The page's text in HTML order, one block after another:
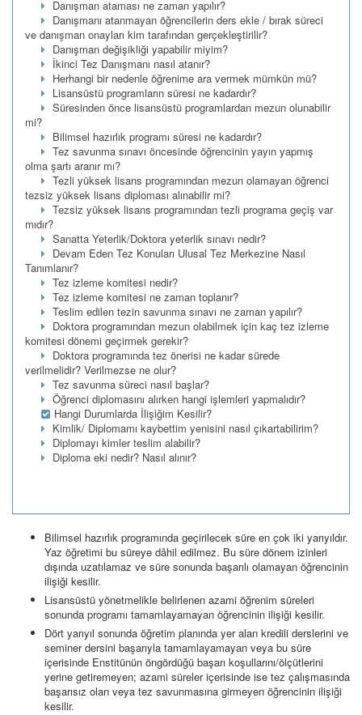
Danışman ataması ne zaman yapılır?
Danışmanı atanmayan öğrencilerin ders ekle / bırak süreci
ve danışman onayları kim tarafından gerçekleştirilir?
Danışman değişikliği yapabilir miyim?
İkinci Tez Danışmanı nasıl atanır?
Herhangi bir nedenle öğrenime ara vermek mümkün mü?
Lisansüstü programların süresi ne kadardır?
Süresinden önce lisansüstü programlardan mezun olunabilir
mi?
Bilimsel hazırlık programı süresi ne kadardır?
Tez savunma sınavı öncesinde öğrencinin yayın yapmış
olma şartı aranır mı?
Tezli yüksek lisans programından mezun olamayan öğrenci
tezsiz yüksek lisans diploması alınabilir mi?
Tezsiz yüksek lisans programından tezli programa geçiş var
mıdır?
Sanatta Yeterlik/Doktora yeterlik sınavı nedir?
Devam Eden Tez Konuları Ulusal Tez Merkezine Nasıl
Tanımlanır?
Tez izleme komitesi nedir?
Tez izleme komitesi ne zaman toplanır?
Teslim edilen tezin savunma sınavı ne zaman yapılır?
Doktora programından mezun olabilmek için kaç tez izleme
komitesi dönemi geçirmek gerekir?
Doktora programında tez önerisi ne kadar sürede
verilmelidir? Verilmezse ne olur?
Tez savunma süreci nasıl başlar?
Öğrenci diplomasını alırken hangi işlemleri yapmalıdır?
Hangi Durumlarda İlişiğim Kesilir?
Kimlik/ Diplomamı kaybettim yenisini nasıl çıkartabilirim?
Diplomayı kimler teslim alabilir?
Diploma eki nedir? Nasıl alınır?
Bilimsel hazırlık programında geçirilecek süre en çok iki yarıyıldır.
Yaz öğretimi bu süreye dâhil edilmez. Bu süre dönem izinleri
dışında uzatılamaz ve süre sonunda başarılı olamayan öğrencinin
ilişiği kesilir.
Lisansüstü yönetmelikle belirlenen azami öğrenim süreleri
sonunda programı tamamlayamayan öğrencinin ilişiği kesilir.
Dört yarıyıl sonunda öğretim planında yer alan kredili derslerini ve
seminer dersini başarıyla tamamlayamayan veya bu süre
içerisinde Enstitünün öngördüğü başarı koşullarını/ölçütlerini
yerine getiremeyen; azami süreler içerisinde ise tez çalışmasında
başarısız olan veya tez savunmasına girmeyen öğrencinin ilişiği
kesilir.